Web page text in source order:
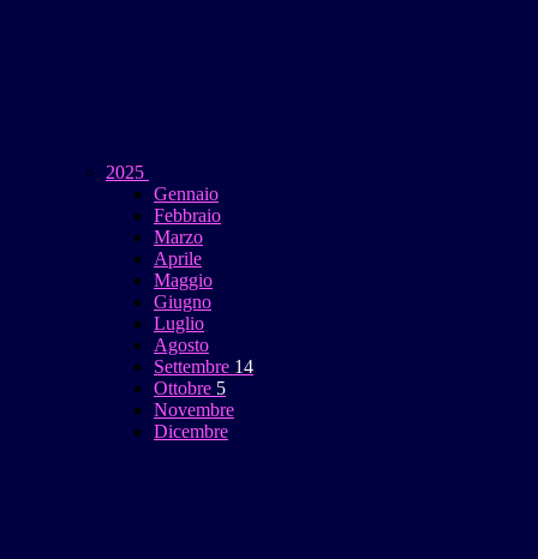
2025
Gennaio
Febbraio
Marzo
Aprile
Maggio
Giugno
Luglio
Agosto
Settembre 14
Ottobre 5
Novembre
Dicembre